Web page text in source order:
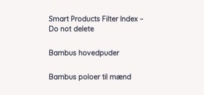
Smart Products Filter Index –
Do not delete
Bambus hovedpuder
Bambus poloer til mænd